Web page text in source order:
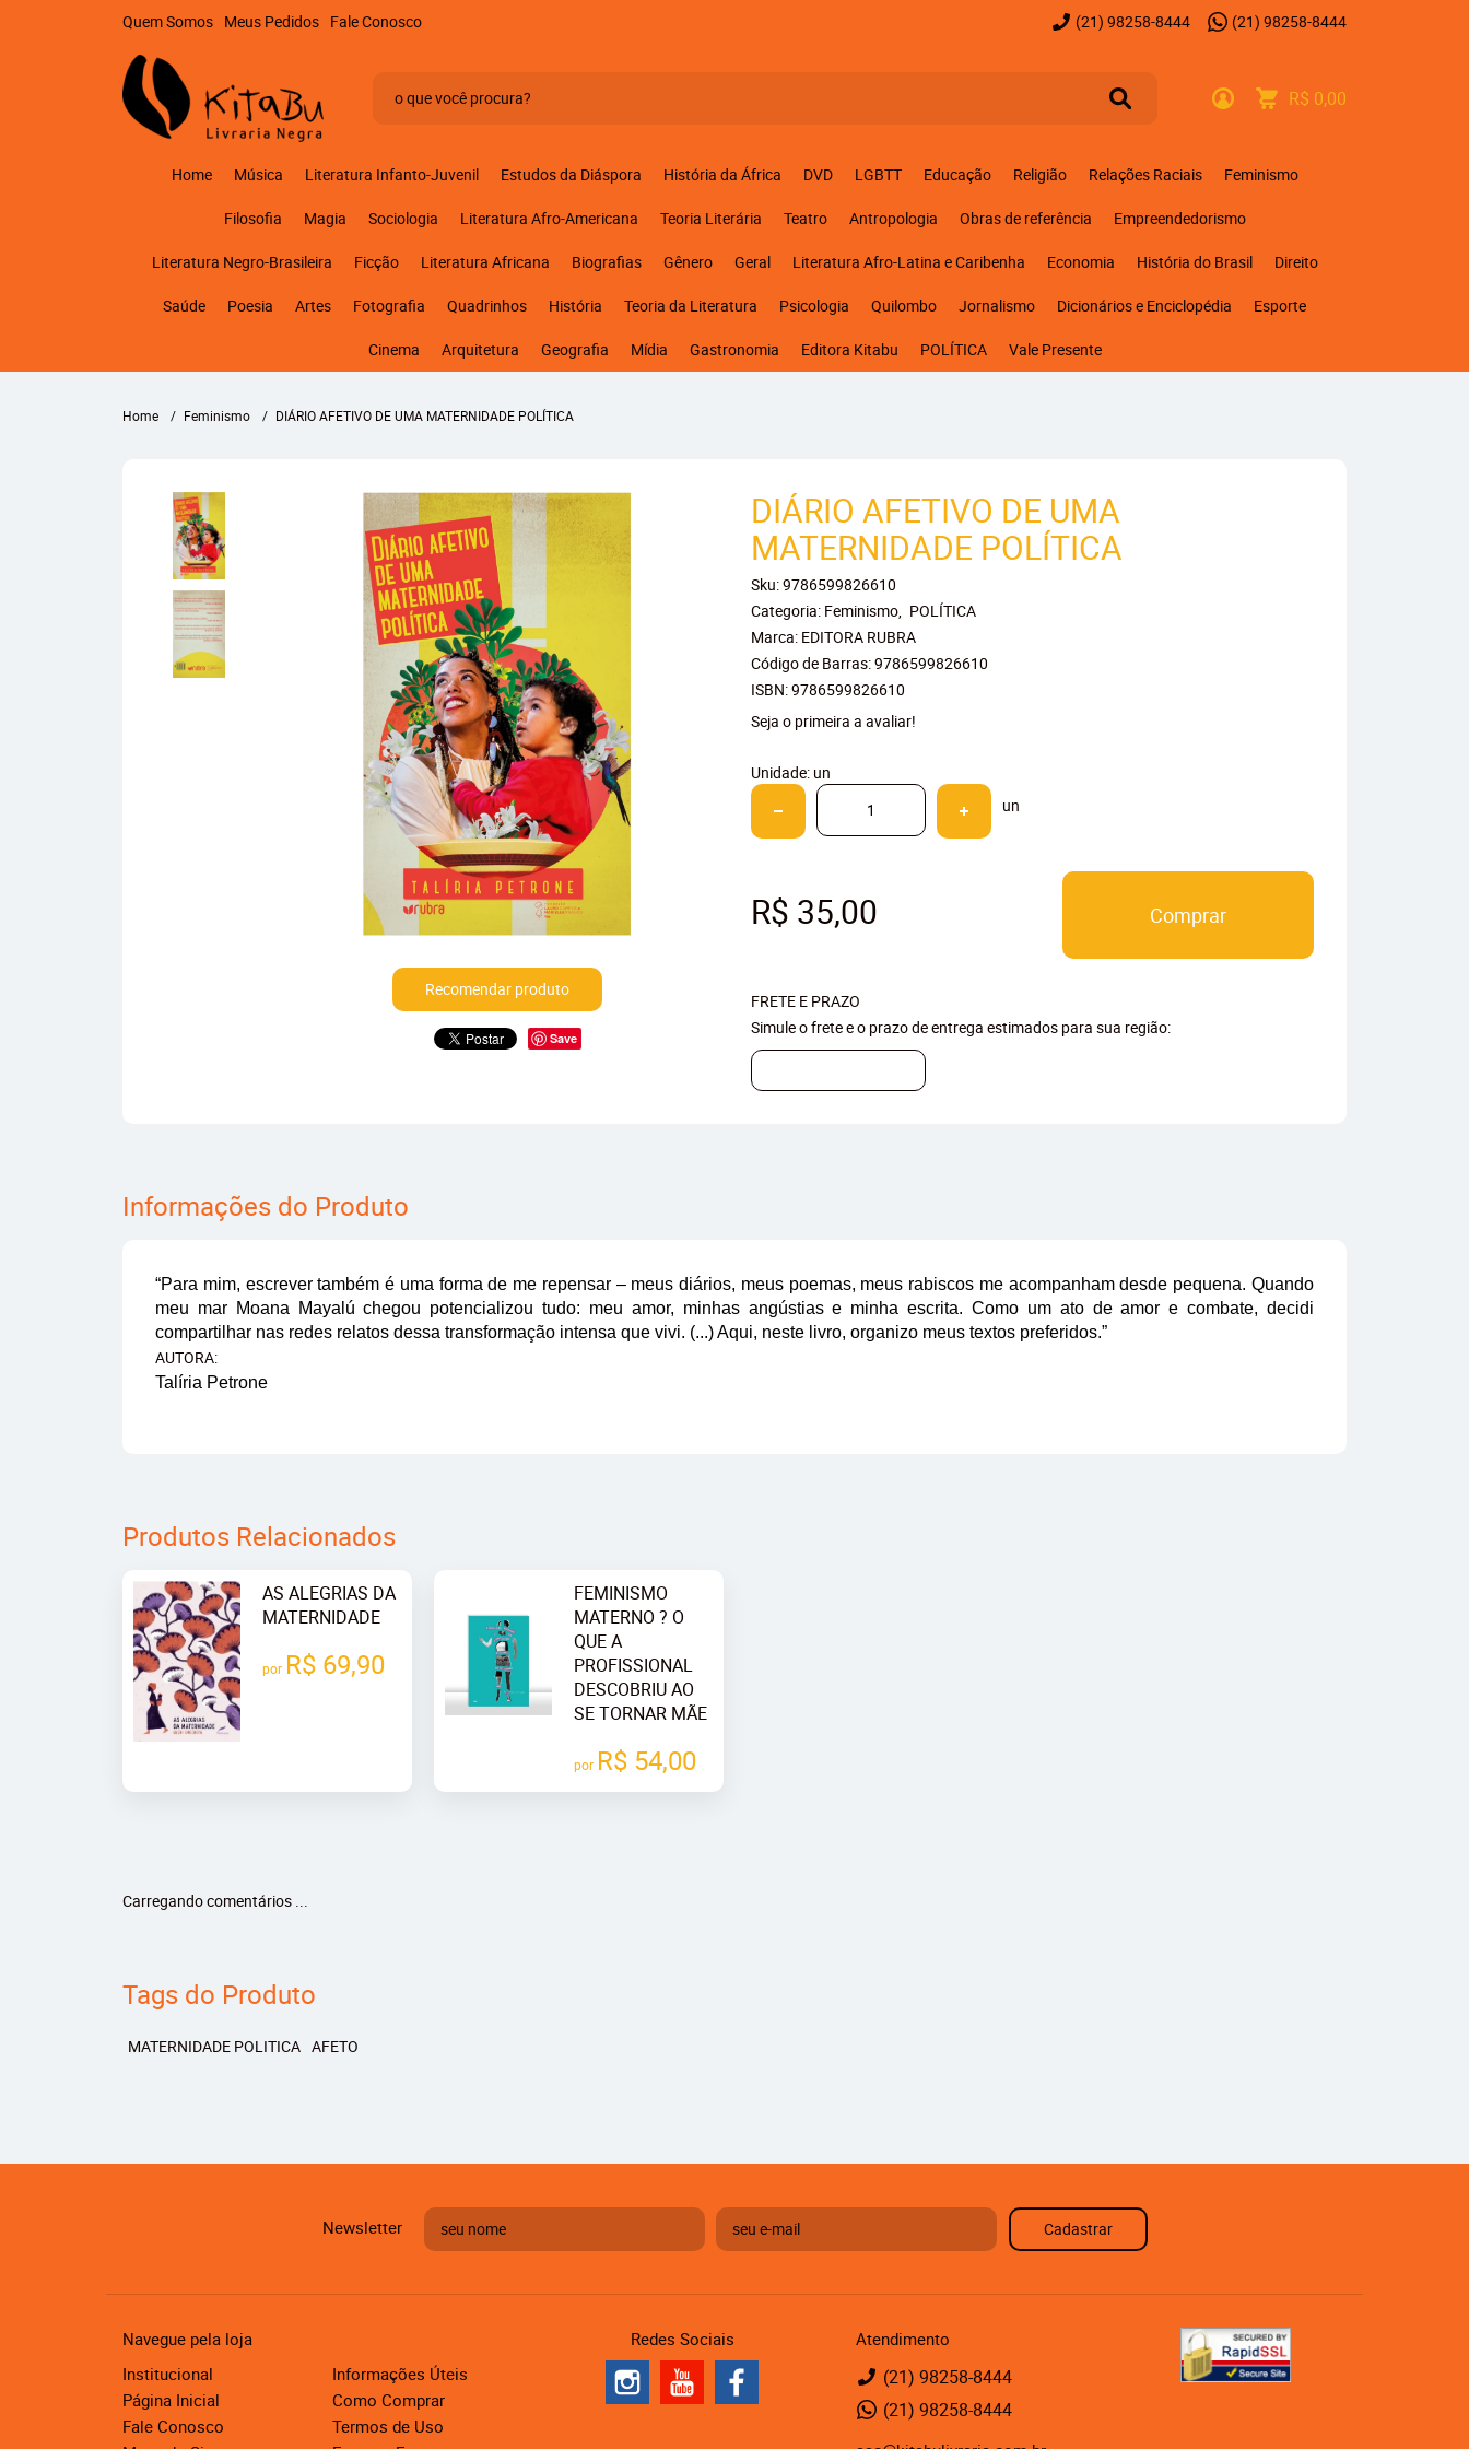
Quem Somos Meus Pedidos Fale Conosco (21) 98258-8444 (21) 98258-8444
R$ 0,00
Home Música Literatura Infanto-Juvenil Estudos da Diáspora História da África DVD LGBTT Educação Religião Relações Raciais Feminismo
Filosofia Magia Sociologia Literatura Afro-Americana Teoria Literária Teatro Antropologia Obras de referência Empreendedorismo
Literatura Negro-Brasileira Ficção Literatura Africana Biografias Gênero Geral Literatura Afro-Latina e Caribenha Economia História do Brasil Direito
Saúde Poesia Artes Fotografia Quadrinhos História Teoria da Literatura Psicologia Quilombo Jornalismo Dicionários e Enciclopédia Esporte
Cinema Arquitetura Geografia Mídia Gastronomia Editora Kitabu POLÍTICA Vale Presente
Home Feminismo DIÁRIO AFETIVO DE UMA MATERNIDADE POLÍTICA
Recomendar produto
Save
DIÁRIO AFETIVO DE UMA
MATERNIDADE POLÍTICA
Sku:9786599826610
Categoria: Feminismo POLÍTICA
Marca: EDITORA RUBRA
Código de Barras:9786599826610
ISBN:9786599826610
Seja o primeira a avaliar!
Unidade: un
un
R$ 35,00 Comprar
FRETE E PRAZO
Simule o frete e o prazo de entrega estimados para sua região:
Informações do Produto
“Para mim, escrever também é uma forma de me repensar – meus diários, meus poemas, meus rabiscos me acompanham desde pequena. Quando
meu mar Moana Mayalú chegou potencializou tudo: meu amor, minhas angústias e minha escrita. Como um ato de amor e combate, decidi
compartilhar nas redes relatos dessa transformação intensa que vivi. (...) Aqui, neste livro, organizo meus textos preferidos.”
AUTORA:
Talíria Petrone
Produtos Relacionados
AS ALEGRIAS DA
MATERNIDADE
por R$ 69,90
FEMINISMO
MATERNO ? O
QUE A
PROFISSIONAL
DESCOBRIU AO
SE TORNAR MÃE
por R$ 54,00
Carregando comentários ...
Tags do Produto
MATERNIDADE POLITICA AFETO
Newsletter Cadastrar
Navegue pela loja
Institucional
Página Inicial
Fale Conosco
Informações Úteis
Como Comprar
Termos de Uso
Redes Sociais Atendimento
(21) 98258-8444
(21) 98258-8444